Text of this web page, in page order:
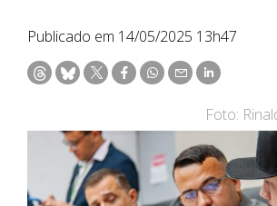
Publicado em 14/05/2025 13h47
Foto: